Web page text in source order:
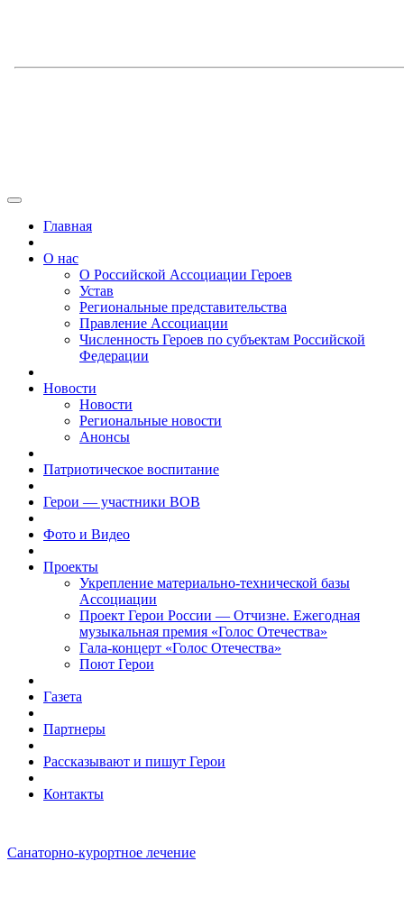
Главная
О нас
О Российской Ассоциации Героев
Устав
Региональные представительства
Правление Ассоциации
Численность Героев по субъектам Российской
Федерации
Новости
Новости
Региональные новости
Анонсы
Патриотическое воспитание
Герои — участники ВОВ
Фото и Видео
Проекты
Укрепление материально-технической базы
Ассоциации
Проект Герои России — Отчизне. Ежегодная
музыкальная премия «Голос Отечества»
Гала-концерт «Голос Отечества»
Поют Герои
Газета
Партнеры
Рассказывают и пишут Герои
Контакты
Санаторно-курортное лечение